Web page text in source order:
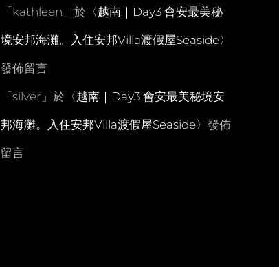
「 kathleen 」於〈越南｜Day3 會安最美秘
境安邦海灘。入住安邦Villa渡假屋Seaside〉
發佈留言
「 silver 」於〈越南｜Day3 會安最美秘境安
邦海灘。入住安邦Villa渡假屋Seaside〉發佈
留言